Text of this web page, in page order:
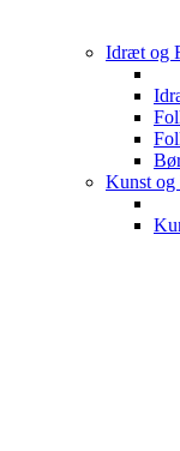
Idræt og
Kunst og